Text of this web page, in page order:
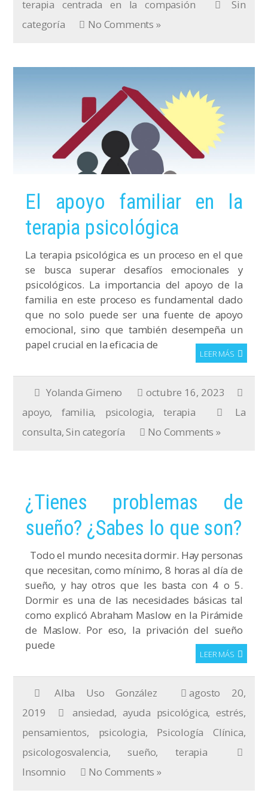
terapia centrada en la compasión
Sin
categoría
No Comments »
El apoyo familiar en la
terapia psicológica
La terapia psicológica es un proceso en el que
se busca superar desafíos emocionales y
psicológicos. La importancia del apoyo de la
familia en este proceso es fundamental dado
que no solo puede ser una fuente de apoyo
emocional, sino que también desempeña un
papel crucial en la eficacia de
LEER MÁS
Yolanda Gimeno
octubre 16, 2023
apoyo, familia, psicologia,terapia
La
consulta,Sin categoría No Comments »
¿Tienes problemas de
sueño? ¿Sabes lo que son?
Todo el mundo necesita dormir. Hay personas
que necesitan, como mínimo, 8 horas al día de
sueño, y hay otros que les basta con 4 o 5.
Dormir es una de las necesidades básicas tal
como explicó Abraham Maslow en la Pirámide
de Maslow. Por eso, la privación del sueño
puede
LEER MÁS
Alba Uso González
agosto 20,
2019
ansiedad, ayuda psicológica, estrés,
pensamientos, psicologia, Psicología Clínica,
psicologosvalencia,sueño,terapia
Insomnio
No Comments »